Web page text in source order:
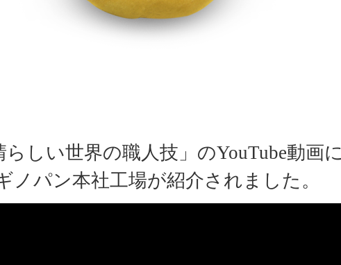
らしい世界の職人技」のYouTube動画に
ノパン本社工場が紹介されました。